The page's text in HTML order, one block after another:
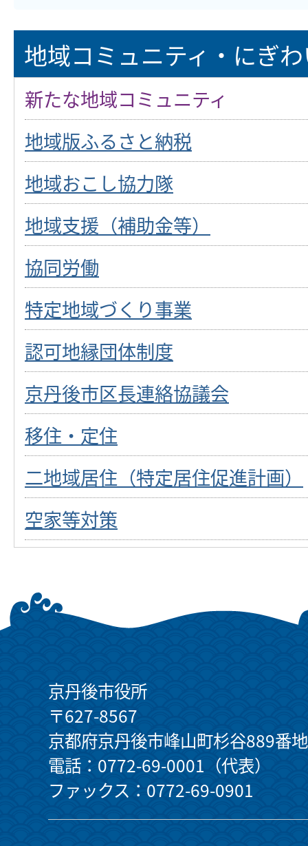
地域コミュニティ・にぎ
新たな地域コミュニティ
地域版ふるさと納税
地域おこし協力隊
地域支援（補助金等）
協同労働
特定地域づくり事業
認可地縁団体制度
京丹後市区長連絡協議会
移住・定住
二地域居住（特定居住促進計画）
空家等対策
京丹後市役所
〒627-8567
京都府京丹後市峰山町杉谷889番地
電話：0772-69-0001（代表）
ファックス：0772-69-0901